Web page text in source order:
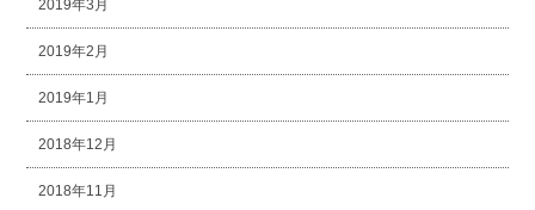
2019年3月
2019年2月
2019年1月
2018年12月
2018年11月